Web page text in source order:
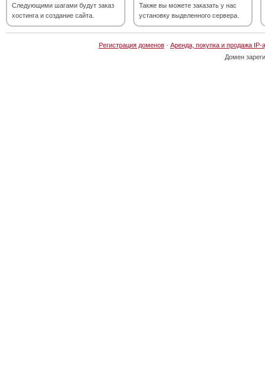
Следующими шагами будут заказ
хостинга и создание сайта.
Также вы можете заказать у нас
установку выделенного сервера.
Регистрация доменов· Аренда, покупка и продажа IP-
Домен